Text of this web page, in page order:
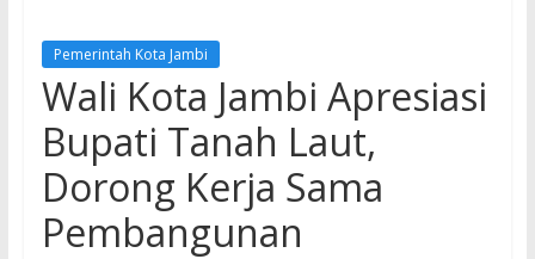
FSO 115
Pemerintah Kota Jambi
Wali Kota Jambi Apresiasi
Bupati Tanah Laut,
Dorong Kerja Sama
Pembangunan